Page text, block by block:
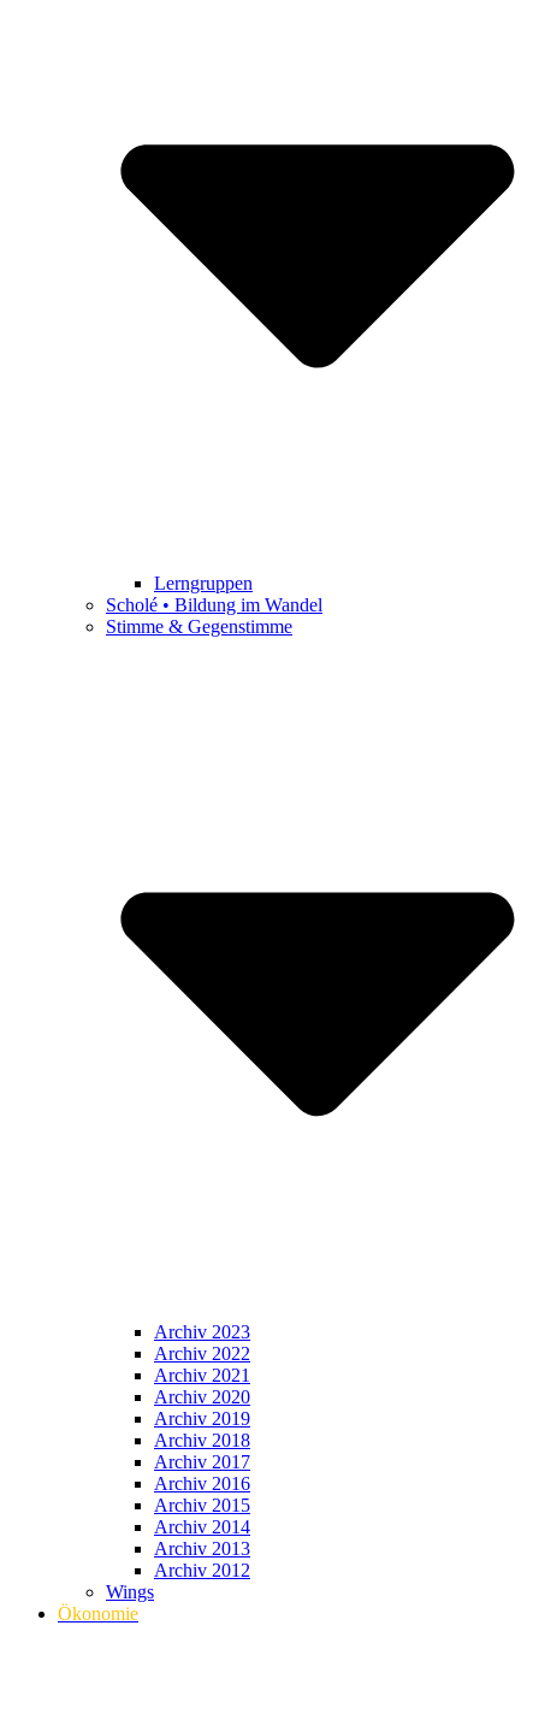
Lerngruppen
Scholé • Bildung im Wandel
Stimme & Gegenstimme
Archiv 2023
Archiv 2022
Archiv 2021
Archiv 2020
Archiv 2019
Archiv 2018
Archiv 2017
Archiv 2016
Archiv 2015
Archiv 2014
Archiv 2013
Archiv 2012
Wings
Ökonomie